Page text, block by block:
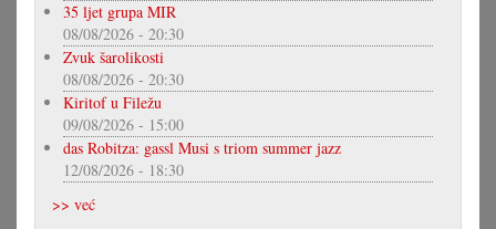
35 ljet grupa MIR
08/08/2026 - 20:30
Zvuk šarolikosti
08/08/2026 - 20:30
Kiritof u Filežu
09/08/2026 - 15:00
das Robitza: gassl Musi s triom summer jazz
12/08/2026 - 18:30
>> već